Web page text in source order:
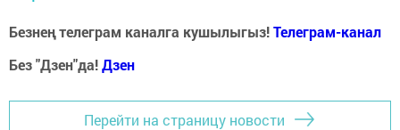
Безнең телеграм каналга кушылыгыз!Телеграм-канал
Без "Дзен"да!Дзен
Перейти на страницу новости